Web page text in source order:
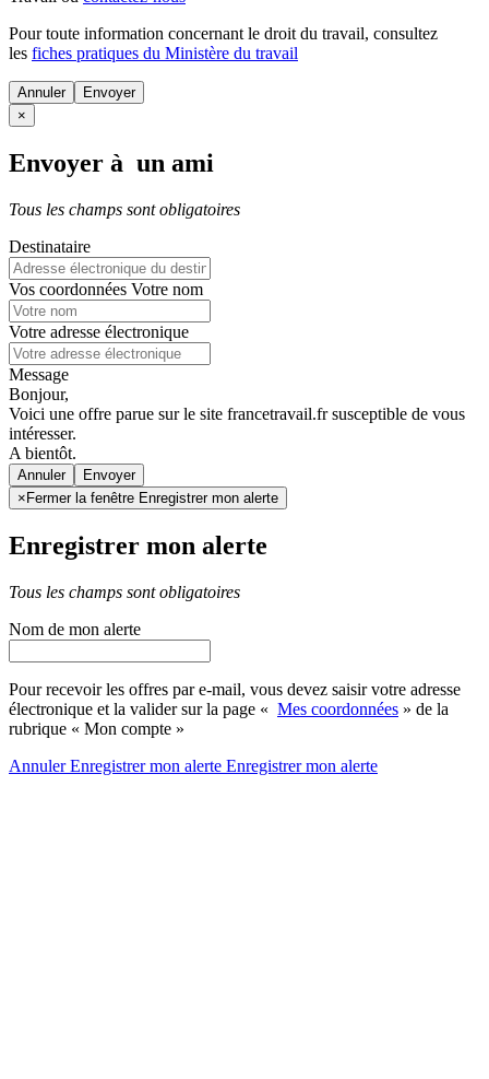
Pour toute information concernant le droit du travail, consultez
les fiches pratiques du Ministère du travail
Annuler
×
Envoyer à un ami
Tous les champs sont obligatoires
Destinataire
Vos coordonnées Votre nom
Votre adresse électronique
Message
Bonjour,
Voici une offre parue sur le site francetravail.fr susceptible de vous
intéresser.
A bientôt.
Annuler
× Fermer la fenêtre Enregistrer mon alerte
Enregistrer mon alerte
Tous les champs sont obligatoires
Nom de mon alerte
Pour recevoir les offres par e-mail, vous devez saisir votre adresse
électronique et la valider sur la page « Mes coordonnées » de la
rubrique « Mon compte »
AnnulerEnregistrer mon alerte Enregistrermon alerte